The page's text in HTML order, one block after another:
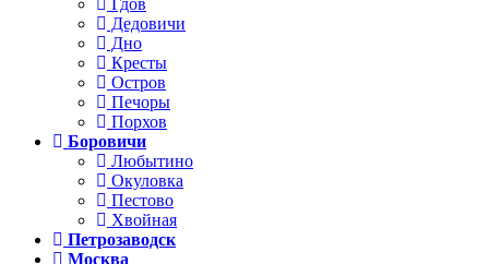
Дедовичи
Дно
Кресты
Остров
Печоры
Порхов
Боровичи
Любытино
Окуловка
Пестово
Хвойная
Петрозаводск
Москва